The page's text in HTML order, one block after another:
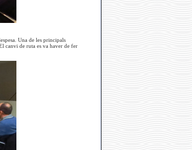
Una de les principals
canvi de ruta es va haver de fer